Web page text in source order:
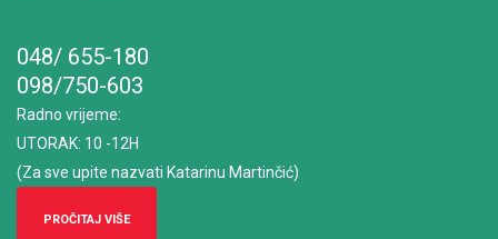
048/ 655-180
098/750-603
Radno vrijeme:
UTORAK: 10 -12H
(Za sve upite nazvati Katarinu Martinčić)
PROČITAJ VIŠE